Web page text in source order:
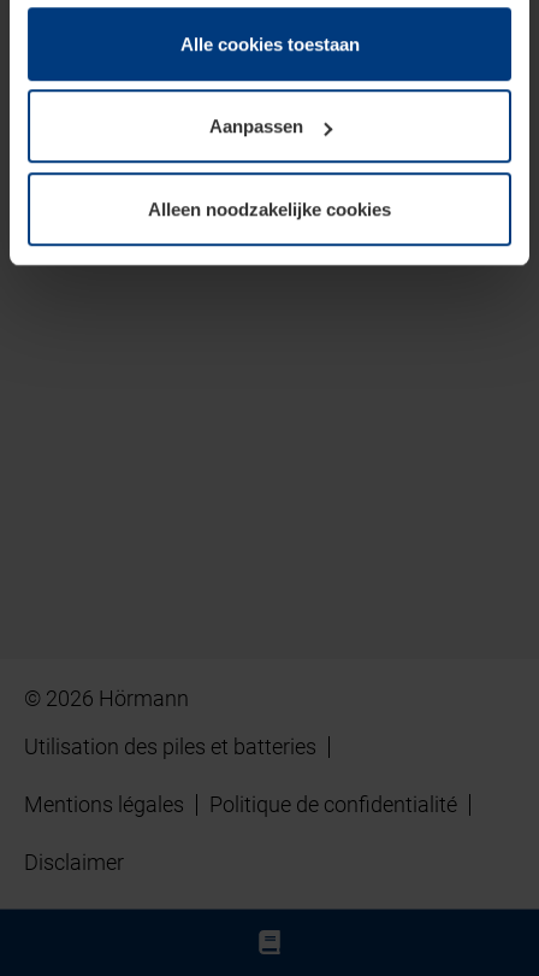
hun diensten hebben verzameld.
Juridisch hebben wij het recht om cookies op uw
van deze pagina's absoluut vereist is. Voor alle andere
soorten cookies is uw toestemming benodigd. Uw
toestemming kunt u op elk moment bij de uitleg van de
wijzigen of herroepen.
Alle cookies toestaan
Aanpassen
Alleen noodzakelijke cookies
© 2026 Hörmann
Utilisation des piles et batteries
Mentions légales Politique de confidentialité
Disclaimer